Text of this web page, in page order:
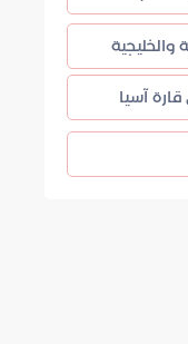
والخليجية
آسيا